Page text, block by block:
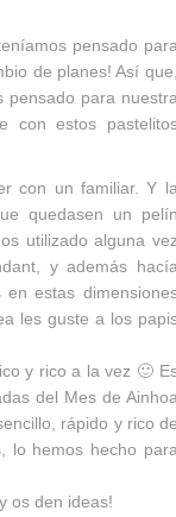
pensado
de planes! Así
pensado para
con estos
con un familiar. Y
quedasen un
utilizado alguna
y además
estas
les guste a los
y rico a la vez 🙂
del Mes de
rápido y rico
lo hemos hecho
os den ideas!